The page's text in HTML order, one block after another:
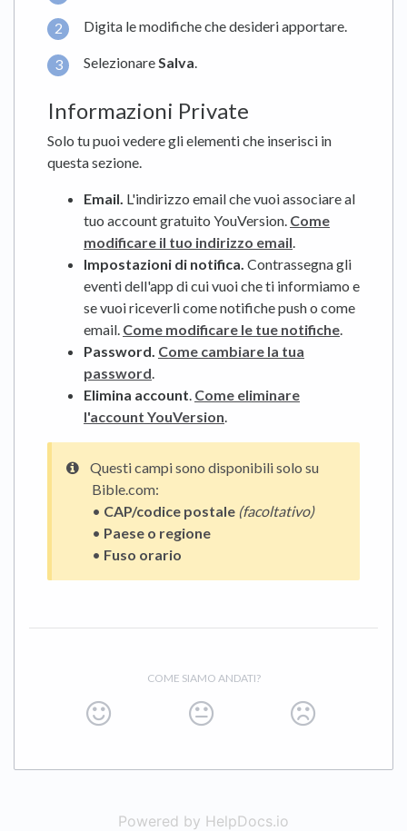
Digita le modifiche che desideri apportare.
Selezionare Salva
Informazioni Private
Solo tu puoi vedere gli elementi che inserisci in
questa sezione.
Email. L'indirizzo email che vuoi associare al
tuo account gratuito YouVersion. Come
modificare il tuo indirizzo email.
Impostazioni di notifica. Contrassegna gli
eventi dell'app di cui vuoi che ti informiamo e
se vuoi riceverli come notifiche push o come
email. Come modificare le tue notifiche.
Password. Come cambiare la tua
password.
Elimina account. Come eliminare
l'account YouVersion.
Questi campi sono disponibili solo su
Bible.com:
• CAP/codice postale (facoltativo)
• Paese o regione
• Fuso orario
COME SIAMO ANDATI?
Powered by HelpDocs.io